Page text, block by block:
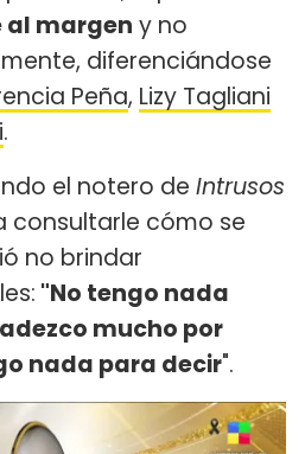
al margen y no
diferenciándose
Peña, Lizy Tagliani
.
el notero de Intrusos
consultarle cómo se
no brindar
"No tengo nada
mucho por
nada para decir".